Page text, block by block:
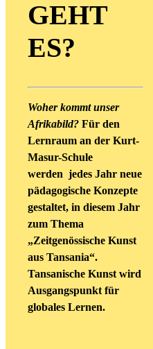
GEHT
ES?
Woher kommt unser
Afrikabild? Für den
Lernraum an der Kurt-
Masur-Schule
werden jedes Jahr neue
pädagogische Konzepte
gestaltet, in diesem Jahr
zum Thema
„Zeitgenössische Kunst
aus Tansania“.
Tansanische Kunst wird
Ausgangspunkt für
globales Lernen.